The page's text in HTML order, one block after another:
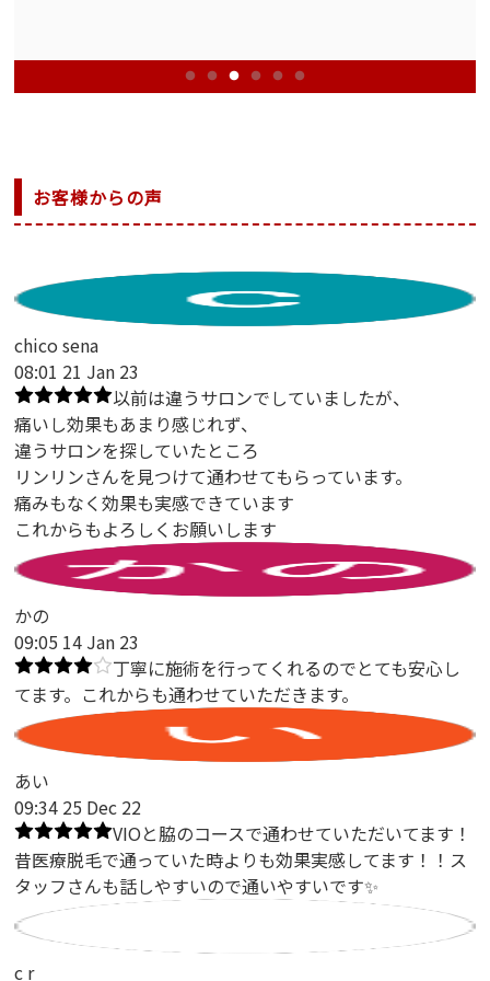
お客様からの声
chico sena
08:01 21 Jan 23
以前は違うサロンでしていましたが、
痛いし効果もあまり感じれず、
違うサロンを探していたところ
リンリンさんを見つけて通わせてもらっています。
痛みもなく効果も実感できています
これからもよろしくお願いします
かの
09:05 14 Jan 23
丁寧に施術を行ってくれるのでとても安心し
てます。これからも通わせていただきます。
あい
09:34 25 Dec 22
VIOと脇のコースで通わせていただいてます！
昔医療脱毛で通っていた時よりも効果実感してます！！ス
タッフさんも話しやすいので通いやすいです✨
c r